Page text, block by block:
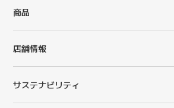
商品
店舗情報
サステナビリティ